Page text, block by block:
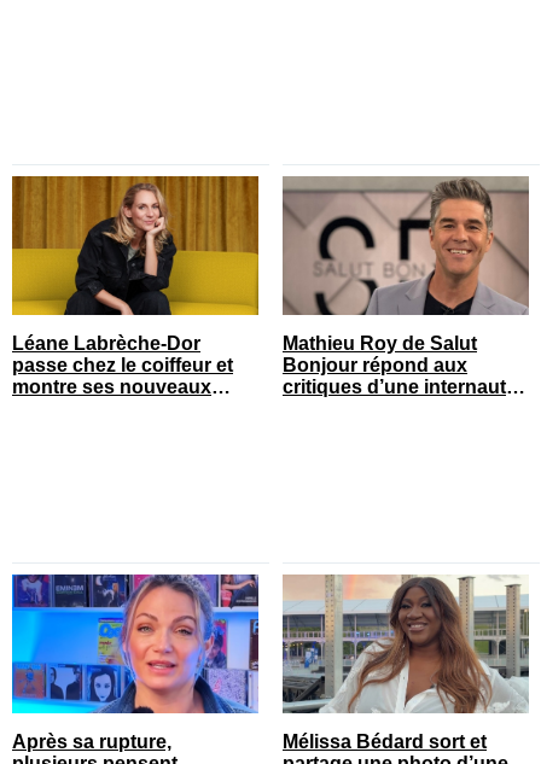
Léane Labrèche-Dor
passe chez le coiffeur et
montre ses nouveaux
Mathieu Roy de Salut
Bonjour répond aux
critiques d’une internaute
Après sa rupture,
Mélissa Bédard sort et